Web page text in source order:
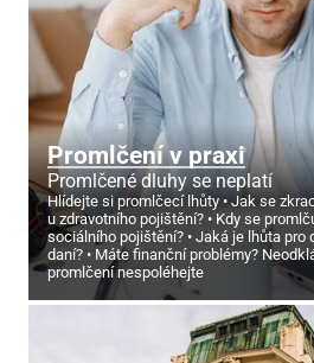
Promlčení v praxi
Promlčené dluhy se neplatí
Hlídejte si promlčecí lhůty
Jak se
u zdravotního pojištění?
Kdy se
sociálního pojištění?
Jaká je lhůta pro
daní?
Máte finanční problémy?
promlčení nespoléhejte